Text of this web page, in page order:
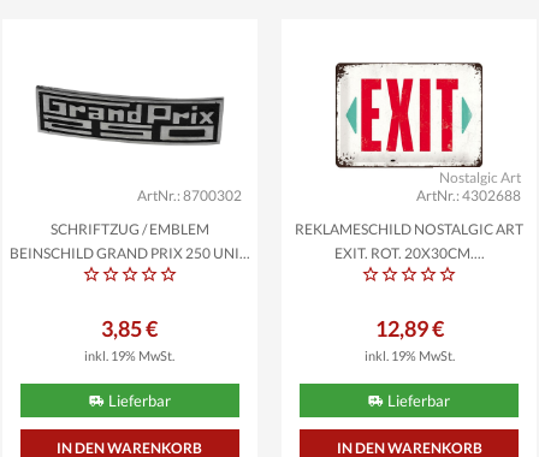
ArtNr.: 8700302
SCHRIFTZUG / EMBLEM
BEINSCHILD GRAND PRIX 250 UNI...
3,85 €
inkl. 19% MwSt.
Lieferbar
ArtNr.: 4302688
Nostalgic Art
REKLAMESCHILD NOSTALGIC ART
EXIT, ROT, 20X30CM,...
12,89 €
inkl. 19% MwSt.
Lieferbar